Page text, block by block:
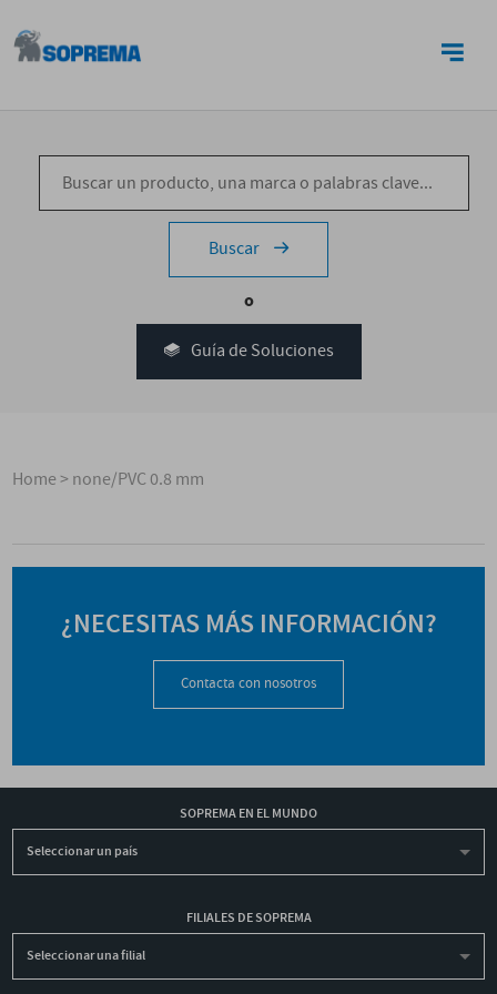
Buscar
o
Guía de Soluciones
Home>none/PVC 0.8 mm
¿NECESITAS MÁS INFORMACIÓN?
Contacta con nosotros
SOPREMA EN EL MUNDO
Seleccionar un país
FILIALES DE SOPREMA
Seleccionar una filial